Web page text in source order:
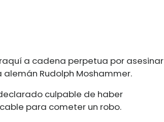
a cadena perpetua por asesinar
Rudolph Moshammer.
culpable de haber
para cometer un robo.